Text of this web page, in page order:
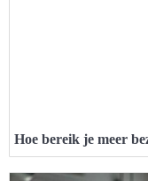
Hoe bereik je meer